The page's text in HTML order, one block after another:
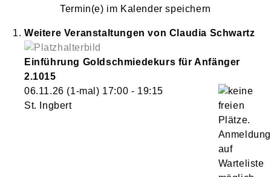
Termin(e) im Kalender speichern
Weitere Veranstaltungen von Claudia Schwartz
Einführung Goldschmiedekurs für Anfänger
2.1015
06.11.26 (1-mal) 17:00 - 19:15
St. Ingbert